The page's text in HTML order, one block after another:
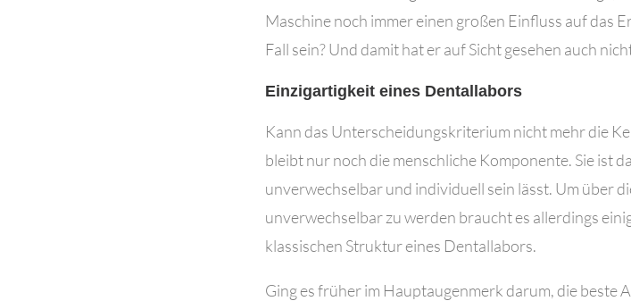
Maschine noch immer einen großen Einfluss auf das
Fall sein? Und damit hat er auf Sicht gesehen auch
Einzigartigkeit eines Dentallabors
Kann das Unterscheidungskriterium nicht mehr die
bleibt nur noch die menschliche Komponente. Sie ist
unverwechselbar und individuell sein lässt. Um über
unverwechselbar zu werden braucht es allerdings
klassischen Struktur eines Dentallabors.
Ging es früher im Hauptaugenmerk darum, die beste